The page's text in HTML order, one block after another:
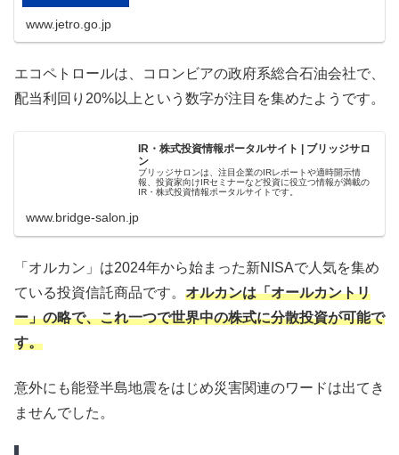
www.jetro.go.jp
エコペトロールは、コロンビアの政府系総合石油会社で、
配当利回り20%以上という数字が注目を集めたようです。
IR・株式投資情報ポータルサイト | ブリッジサロ
ン
ブリッジサロンは、注目企業のIRレポートや適時開示情
報、投資家向けIRセミナーなど投資に役立つ情報が満載の
IR・株式投資情報ポータルサイトです。
www.bridge-salon.jp
「オルカン」は2024年から始まった新NISAで人気を集め
ている投資信託商品です。 オルカンは「オールカントリ
ー」の略で、これ一つで世界中の株式に分散投資が可能で
す。
意外にも能登半島地震をはじめ災害関連のワードは出てき
ませんでした。